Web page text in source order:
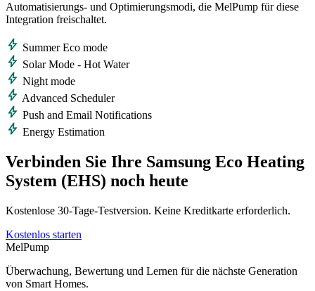
Automatisierungs- und Optimierungsmodi, die MelPump für diese
Integration freischaltet.
bolt Summer Eco mode
bolt Solar Mode - Hot Water
bolt Night mode
bolt Advanced Scheduler
bolt Push and Email Notifications
bolt Energy Estimation
Verbinden Sie Ihre Samsung Eco Heating
System (EHS) noch heute
Kostenlose 30‑Tage‑Testversion. Keine Kreditkarte erforderlich.
Kostenlos starten
MelPump
Überwachung, Bewertung und Lernen für die nächste Generation
von Smart Homes.